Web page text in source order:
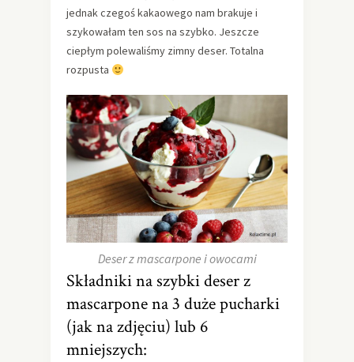
jednak czegoś kakaowego nam brakuje i
szykowałam ten sos na szybko. Jeszcze
ciepłym polewaliśmy zimny deser. Totalna
rozpusta
Deser z mascarpone i owocami
Składniki na szybki deser z
mascarpone na 3 duże pucharki
(jak na zdjęciu) lub 6
mniejszych: